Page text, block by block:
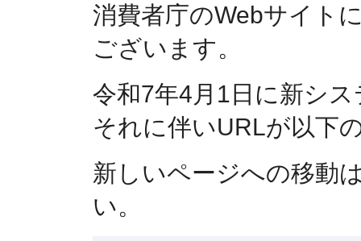
消費者庁のWebサイト
ございます。
令和7年4月1日に新シ
それに伴いURLが以下
新しいページへの移動
い。